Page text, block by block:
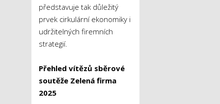
představuje tak důležitý
prvek cirkulární ekonomiky i
udržitelných firemních
strategií.
Přehled vítězů sběrové
soutěže Zelená firma
2025